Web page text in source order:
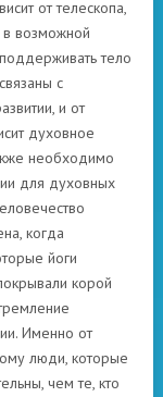
от телескопа,
возможной
тело
с
и от
духовное
необходимо
для духовных
когда
йоги
корой
Именно от
люди, которые
чем те, кто